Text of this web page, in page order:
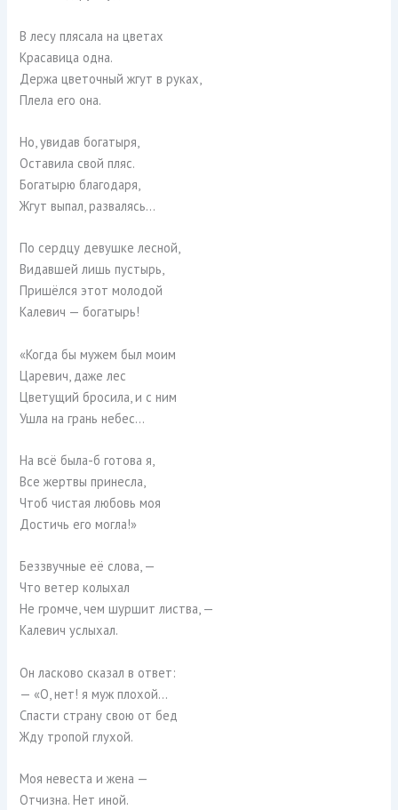
В лесу плясала на цветах
Красавица одна.
Держа цветочный жгут в руках,
Плела его она.
Но, увидав богатыря,
Оставила свой пляс.
Богатырю благодаря,
Жгут выпал, развалясь…
По сердцу девушке лесной,
Видавшей лишь пустырь,
Пришёлся этот молодой
Калевич — богатырь!
«Когда бы мужем был моим
Царевич, даже лес
Цветущий бросила, и с ним
Ушла на грань небес…
На всё была-б готова я,
Все жертвы принесла,
Чтоб чистая любовь моя
Достичь его могла!»
Беззвучные её слова, —
Что ветер колыхал
Не громче, чем шуршит листва, —
Калевич услыхал.
Он ласково сказал в ответ:
— «О, нет! я муж плохой…
Спасти страну свою от бед
Жду тропой глухой.
Моя невеста и жена —
Отчизна. Нет иной.